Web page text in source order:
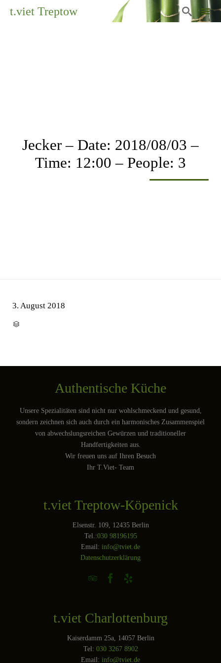
t.viet Treptow 
Jecker – Date: 2018/08/03 –
Time: 12:00 – People: 3
3. August 2018

Authentische Küche
Unsere Spezialitäten sind nicht nur wohlschmeckend und gesund,
sondern zeichnen sich auch durch ein harmonisches Zusammenspiel
von abwechslungsreichen Gewürzen und traditioneller
Handfertigkeiten aus.
Wir freuen uns auf Ihren Besuch
Ihr T.Viet- Team
t.viet Treptow-Köpenick
Elsenstr. 109, 12435 Berlin
Tel.:030 98196195
Email: info@tviet.de
Datenschutzerklärung
  
t.viet Charlottenburg
Kaiserdamm 25a, 14057 Berlin
Tel: 030 3267 8902
Email: info@tviet.de